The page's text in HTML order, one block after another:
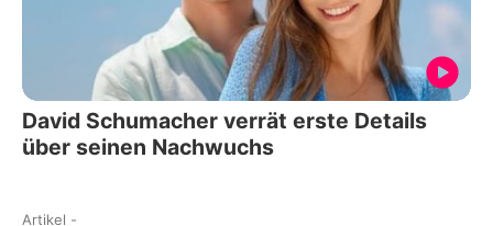
David Schumacher verrät erste Details
über seinen Nachwuchs
Artikel -